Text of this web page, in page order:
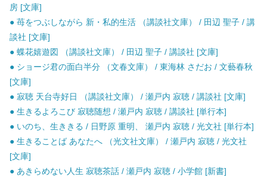
房 [文庫]
● 苺をつぶしながら 新・私的生活 （講談社文庫） / 田辺 聖子 / 講
談社 [文庫]
● 蝶花嬉遊図 （講談社文庫） / 田辺 聖子 / 講談社 [文庫]
● ショージ君の面白半分 （文春文庫） / 東海林 さだお / 文藝春秋
[文庫]
● 寂聴 天台寺好日 （講談社文庫） / 瀬戸内 寂聴 / 講談社 [文庫]
● 生きるよろこび 寂聴随想 / 瀬戸内 寂聴 / 講談社 [単行本]
● いのち、生ききる / 日野原 重明、 瀬戸内 寂聴 / 光文社 [単行本]
● 生きることば あなたへ （光文社文庫） / 瀬戸内 寂聴 / 光文社
[文庫]
● あきらめない人生 寂聴茶話 / 瀬戸内 寂聴 / 小学館 [新書]